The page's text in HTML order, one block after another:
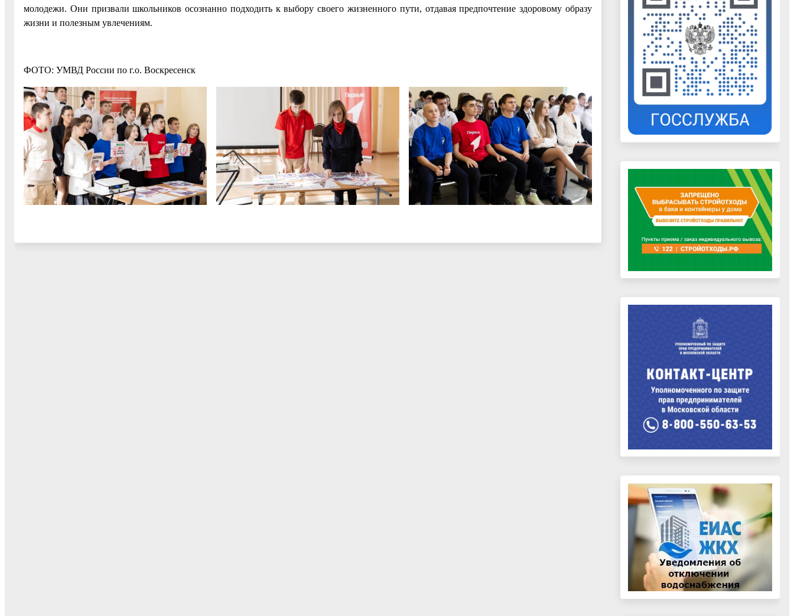
молодежи. Они призвали школьников осознанно подходить к выбору своего жизненного пути, отдавая предпочтение здоровому образу
жизни и полезным увлечениям.
ФОТО: УМВД России по г.о. Воскресенск